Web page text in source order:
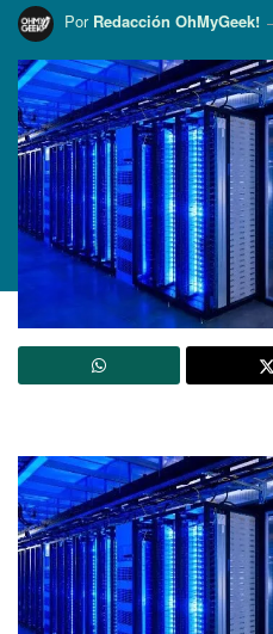
Por Redacción OhMyGeek!